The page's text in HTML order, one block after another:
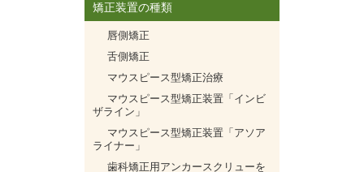
矯正装置の種類
唇側矯正
舌側矯正
マウスピース型矯正治療
マウスピース型矯正装置「インビ
ザライン」
マウスピース型矯正装置「アソア
ライナー」
歯科矯正用アンカースクリューを